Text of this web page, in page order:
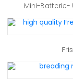
Mini-Batterie-